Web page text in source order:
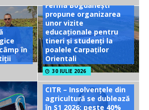
în
Ferma Bogdănești
propune organizarea
unor vizite
educaționale pentru
tineri și studenți la
poalele Carpaților
Orientali
30 IULIE 2026
CITR – Insolvențele din
agricultură se dublează
în S1 2026; peste 40%